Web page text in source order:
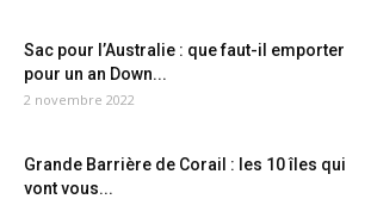
Sac pour l’Australie : que faut-il emporter
pour un an Down...
2 novembre 2022
Grande Barrière de Corail : les 10 îles qui
vont vous...